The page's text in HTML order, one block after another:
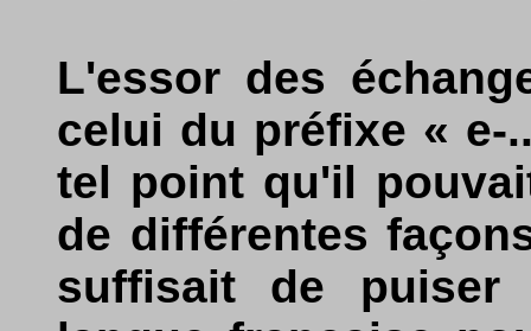
L'essor des
celui du préfixe « e-
tel point qu'il
de différentes
suffisait de